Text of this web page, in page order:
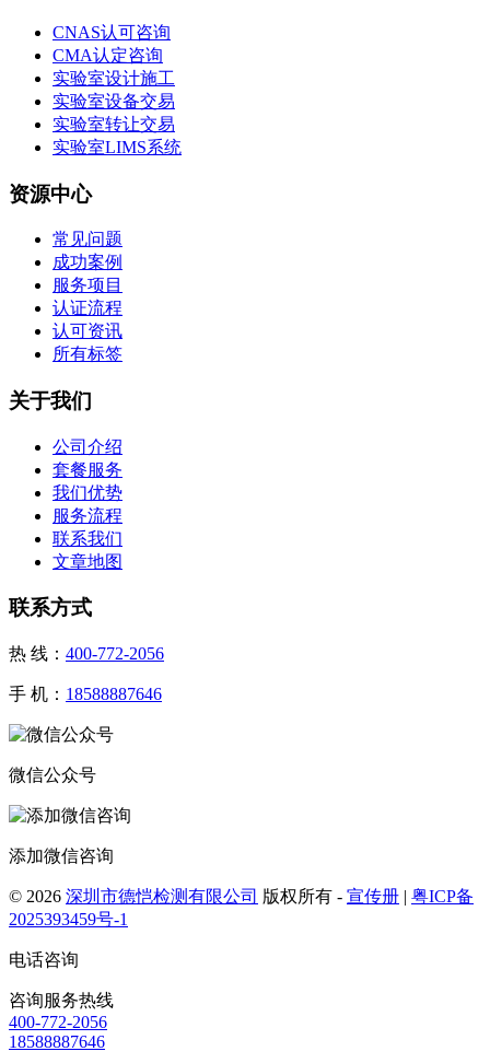
CNAS认可咨询
CMA认定咨询
实验室设计施工
实验室设备交易
实验室转让交易
实验室LIMS系统
资源中心
常见问题
成功案例
服务项目
认证流程
认可资讯
所有标签
关于我们
公司介绍
套餐服务
我们优势
服务流程
联系我们
文章地图
联系方式
热 线： 400-772-2056
手 机： 18588887646
微信公众号
添加微信咨询
© 2026 深圳市德恺检测有限公司 版权所有 - 宣传册 | 粤ICP备
2025393459号-1
电话咨询
咨询服务热线
400-772-2056
18588887646